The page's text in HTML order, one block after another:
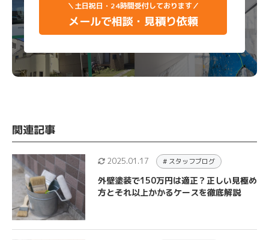
＼土日祝日・24時間受付しております／
メールで相談・見積り依頼
関連記事
2025.01.17 # スタッフブログ
外壁塗装で150万円は適正？正しい見極め
方とそれ以上かかるケースを徹底解説